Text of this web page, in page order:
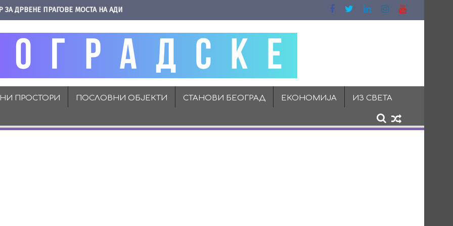
ЗА ДРВЕНЕ ПРАГОВЕ МОСТА НА АДИ
ПРОСТОРИ ПОСЛОВНИ ОБЈЕКТИ СТАНОВИ БЕОГРАД ЕКОНОМИЈА ИЗ СВЕТА